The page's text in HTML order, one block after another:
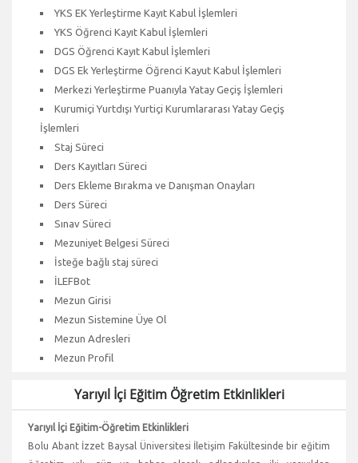
YKS EK Yerleştirme Kayıt Kabul İşlemleri
YKS Öğrenci Kayıt Kabul İşlemleri
DGS Öğrenci Kayıt Kabul İşlemleri
DGS Ek Yerleştirme Öğrenci Kayut Kabul İşlemleri
Merkezi Yerleştirme Puanıyla Yatay Geçiş İşlemleri
Kurumiçi Yurtdışı Yurtiçi Kurumlararası Yatay Geçiş
İşlemleri
Staj Süreci
Ders Kayıtları Süreci
Ders Ekleme Bırakma ve Danışman Onayları
Ders Süreci
Sınav Süreci
Mezuniyet Belgesi Süreci
İsteğe bağlı staj süreci
İLEFBot
Mezun Girisi
Mezun Sistemine Üye Ol
Mezun Adresleri
Mezun Profil
Yarıyıl İçi Eğitim Öğretim Etkinlikleri
Yarıyıl İçi Eğitim-Öğretim Etkinlikleri
Bolu Abant İzzet Baysal Üniversitesi İletişim Fakültesinde bir eğitim